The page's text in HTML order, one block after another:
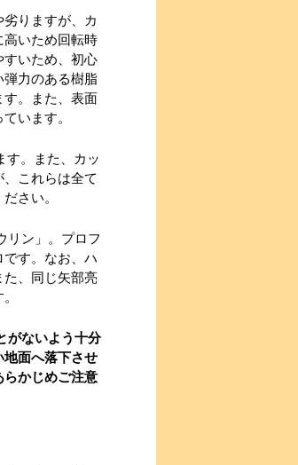
りますが、カ
いため回転時
いため、初心
力のある樹脂
。また、表面
います。
す。また、カッ
これらは全て
さい。
リン」。プロフ
す。なお、ハ
た、同じ矢部亮
がないよう十分
面へ落下させ
かじめご注意